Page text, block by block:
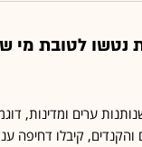
נטשו לטובת מי
ערים ומדינות,
קיבלו דחיפה